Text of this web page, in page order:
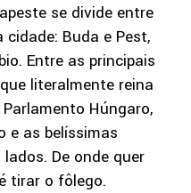
se divide entre
Buda e Pest,
Entre as principais
literalmente reina
Húngaro,
e as belíssimas
De onde quer
tirar o fôlego.